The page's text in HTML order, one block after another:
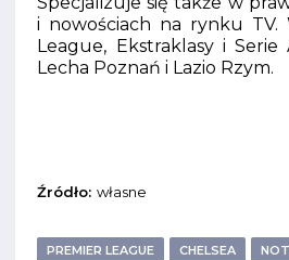
i nowościach na rynku TV.
League, Ekstraklasy i
Lecha Poznań i Lazio Rzym.
Źródło: własne
PREMIER LEAGUE CHELSEA